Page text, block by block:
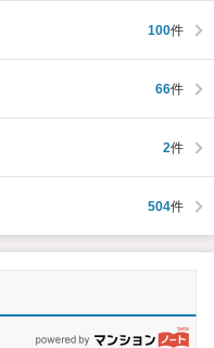
100件
66件
2件
504件